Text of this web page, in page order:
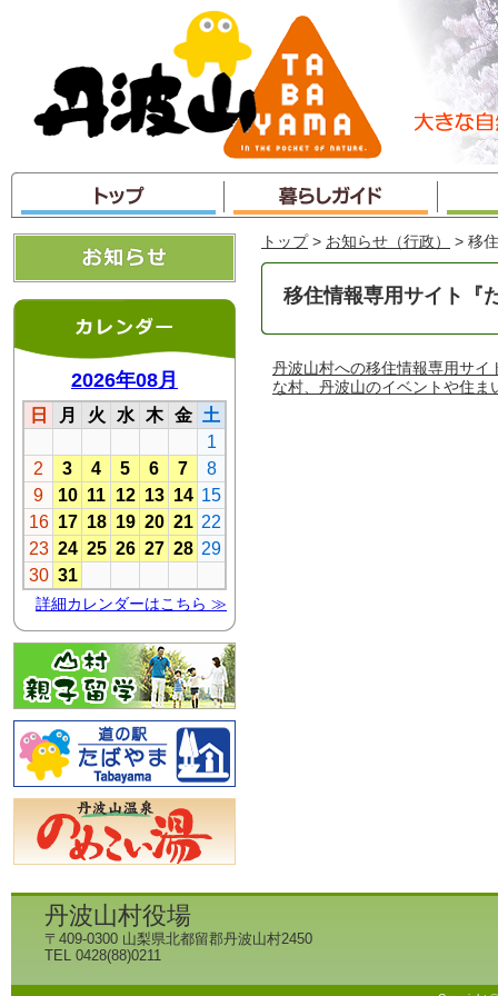
ャ
ン
プ
トップ > お知らせ（行政） > 移
移住情報専用サイト『
丹波山村への移住情報専用サイ
な村、丹波山のイベントや住
丹波山村役場
〒409-0300 山梨県北都留郡丹波山村2450
TEL 0428(88)0211